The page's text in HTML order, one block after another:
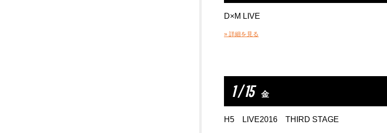
D×M LIVE
» 詳細を見る
1 / 15 金
H5 LIVE2016 THIRD STAGE